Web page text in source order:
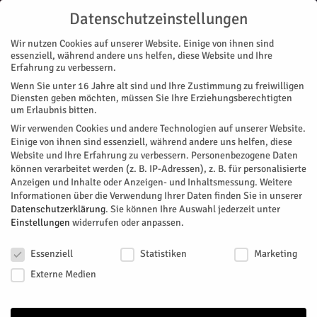
Start
« Alle Veranstaltungen
Diese Veranstaltung hat bereits stattgefunden.
Ausstellung: Licht und Schatten
Datenschutzeinstellungen
Wir nutzen Cookies auf unserer Website. Einige von ihnen sind
essenziell, während andere uns helfen, diese Website und Ihre
Erfahrung zu verbessern.
Wenn Sie unter 16 Jahre alt sind und Ihre Zustimmung zu freiwilligen
Diensten geben möchten, müssen Sie Ihre Erziehungsberechtigten
um Erlaubnis bitten.
Wir verwenden Cookies und andere Technologien auf unserer Website.
Einige von ihnen sind essenziell, während andere uns helfen, diese
Website und Ihre Erfahrung zu verbessern. Personenbezogene Daten
können verarbeitet werden (z. B. IP-Adressen), z. B. für personalisierte
Anzeigen und Inhalte oder Anzeigen- und Inhaltsmessung. Weitere
Informationen über die Verwendung Ihrer Daten finden Sie in unserer
Datenschutzerklärung. Sie können Ihre Auswahl jederzeit unter
Einstellungen widerrufen oder anpassen.
Essenziell
Statistiken
Marketing
Externe Medien